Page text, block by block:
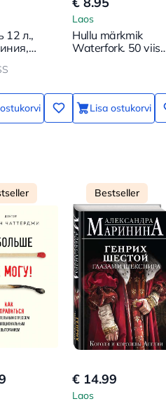
12 л.,
Laos
Hullu märkmik
Waterfork. 50 viisi,
Lisa ostukorvi
Bestseller
€ 14.99
Laos